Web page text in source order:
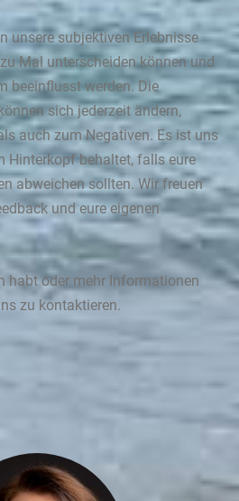
unsere subjektiven Erlebnisse
Mal unterscheiden können und
beeinflusst werden. Die
sich jederzeit ändern,
auch zum Negativen. Es ist uns
Hinterkopf behaltet, falls eure
abweichen sollten. Wir freuen
und eure eigenen
habt oder mehr Informationen
zu kontaktieren.